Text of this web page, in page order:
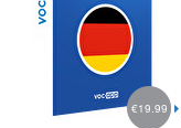
€19.99